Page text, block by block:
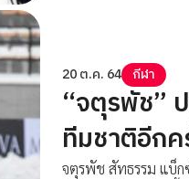
20 ต.ค. 64 กีฬา
“จตุรพัช”
ทีมชาติอีกค
จตุรพัช สัทธรรม แบ็ก